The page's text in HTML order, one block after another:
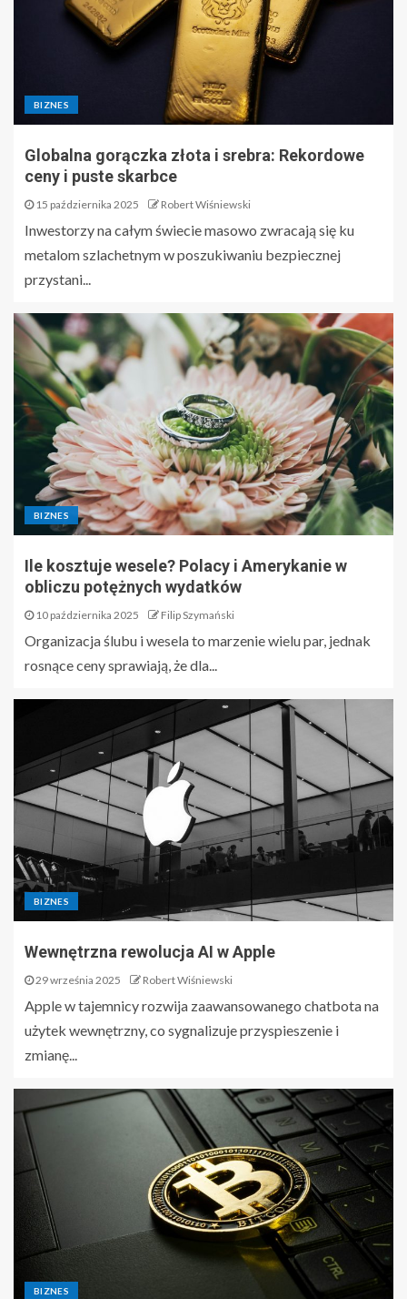
BIZNES
Globalna gorączka złota i srebra: Rekordowe
ceny i puste skarbce
15 października 2025 Robert Wiśniewski
Inwestorzy na całym świecie masowo zwracają się ku
metalom szlachetnym w poszukiwaniu bezpiecznej
przystani...
BIZNES
Ile kosztuje wesele? Polacy i Amerykanie w
obliczu potężnych wydatków
10 października 2025 Filip Szymański
Organizacja ślubu i wesela to marzenie wielu par, jednak
rosnące ceny sprawiają, że dla...
BIZNES
Wewnętrzna rewolucja AI w Apple
29 września 2025 Robert Wiśniewski
Apple w tajemnicy rozwija zaawansowanego chatbota na
użytek wewnętrzny, co sygnalizuje przyspieszenie i
zmianę...
BIZNES